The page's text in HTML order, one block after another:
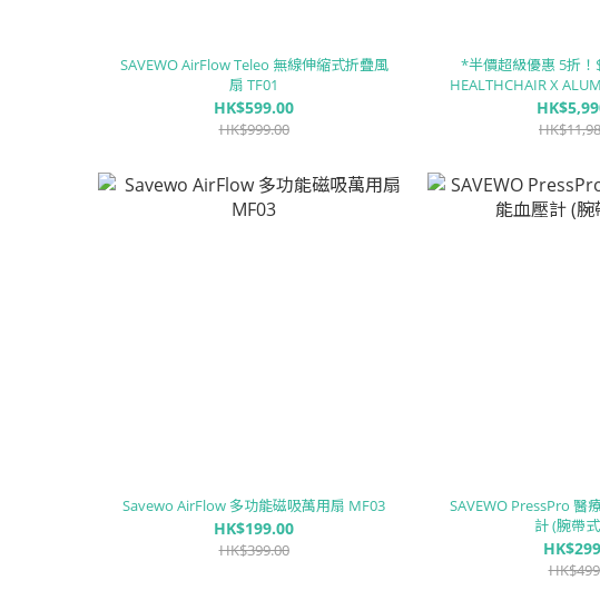
SAVEWO AirFlow Teleo 無線伸縮式折疊風
扇 TF01
HK$599.00
HK$999.00
*半價超級優惠 5折！
HEALTHCHAIR X
金智能電
Savewo AirFlow 多功能磁吸萬用扇 MF03
HK$199.00
HK$399.00
SAVEWO PressPro 醫
計 (腕帶